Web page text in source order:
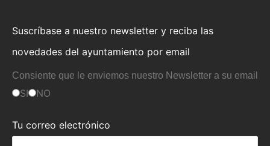
Suscríbase a nuestro newsletter y reciba las
novedades del ayuntamiento por email
Consiente que le enviemos nuestro Newsletter a su email
SI NO
Tu correo electrónico